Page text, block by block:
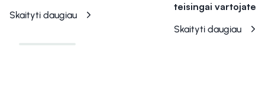
Skaityti daugiau
teisingai vartojate
Skaityti daugiau